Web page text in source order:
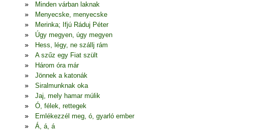
Minden várban laknak
Menyecske, menyecske
Merinka; Ifjú Ráduj Péter
Úgy megyen, úgy megyen
Hess, légy, ne szállj rám
A szűz egy Fiat szült
Három óra már
Jönnek a katonák
Siralmunknak oka
Jaj, mely hamar múlik
Ó, félek, rettegek
Emlékezzél meg, ó, gyarló ember
Á, á, á